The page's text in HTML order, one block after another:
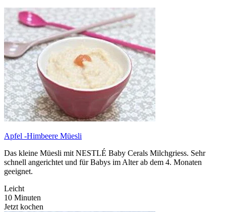
Apfel -Himbeere Müesli
Das kleine Müesli mit NESTLÉ Baby Cerals Milchgriess. Sehr
schnell angerichtet und für Babys im Alter ab dem 4. Monaten
geeignet.
Leicht
10 Minuten
Jetzt kochen